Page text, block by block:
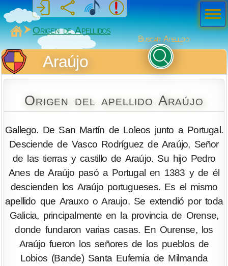
MiSabueso
Origen de Apellidos
Buscar Apellido
Araújo
Origen del apellido Araújo
Gallego. De San Martín de Loleos junto a Portugal.
Desciende de Vasco Rodríguez de Araújo, Señor
de las tierras y castillo de Araújo. Su hijo Pedro
Anes de Araújo pasó a Portugal en 1383 y de él
descienden los Araújo portugueses. Es el mismo
apellido que Arauxo o Araujo. Se extendió por toda
Galicia, principalmente en la provincia de Orense,
donde fundaron varias casas. En Ourense, los
Araújo fueron los señores de los pueblos de
Lobios (Bande) Santa Eufemia de Milmanda
Men
ú